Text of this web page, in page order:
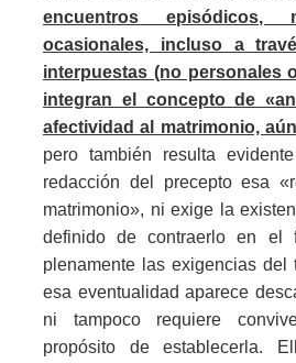
encuentros
ocasionales, incluso a
interpuestas (no personales
integran el concepto de
afectividad al matrimonio,
pero también resulta
redacción del precepto esa
matrimonio», ni exige la
definido de contraerlo en el
plenamente las exigencias del
esa eventualidad aparece
ni tampoco requiere
propósito de establecerla.